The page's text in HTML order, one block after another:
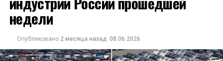
недели
Опубликовано 2 месяца назад 08.06.2026